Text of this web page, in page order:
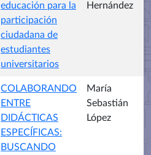
educación para la
participación
ciudadana de
estudiantes
universitarios
Hernández
COLABORANDO
ENTRE
DIDÁCTICAS
ESPECÍFICAS:
BUSCANDO
María
Sebastián
López